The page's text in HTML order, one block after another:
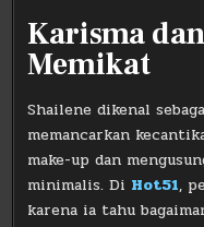
Karisma
Memikat
Shailene dikenal
memancarkan
make-up dan
minimalis. Di Hot51,
karena ia tahu